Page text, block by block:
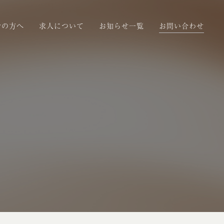
方へ 求人について お知らせ一覧 お問い合わせ